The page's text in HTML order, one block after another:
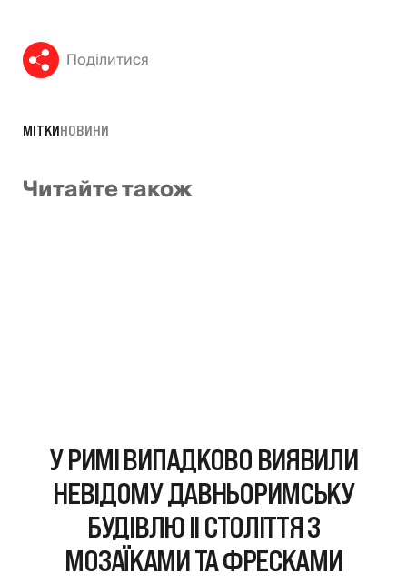
Поділитися
МІТКИНОВИНИ
Читайте також
У РИМІ ВИПАДКОВО ВИЯВИЛИ
НЕВІДОМУ ДАВНЬОРИМСЬКУ
БУДІВЛЮ II СТОЛІТТЯ З
МОЗАЇКАМИ ТА ФРЕСКАМИ